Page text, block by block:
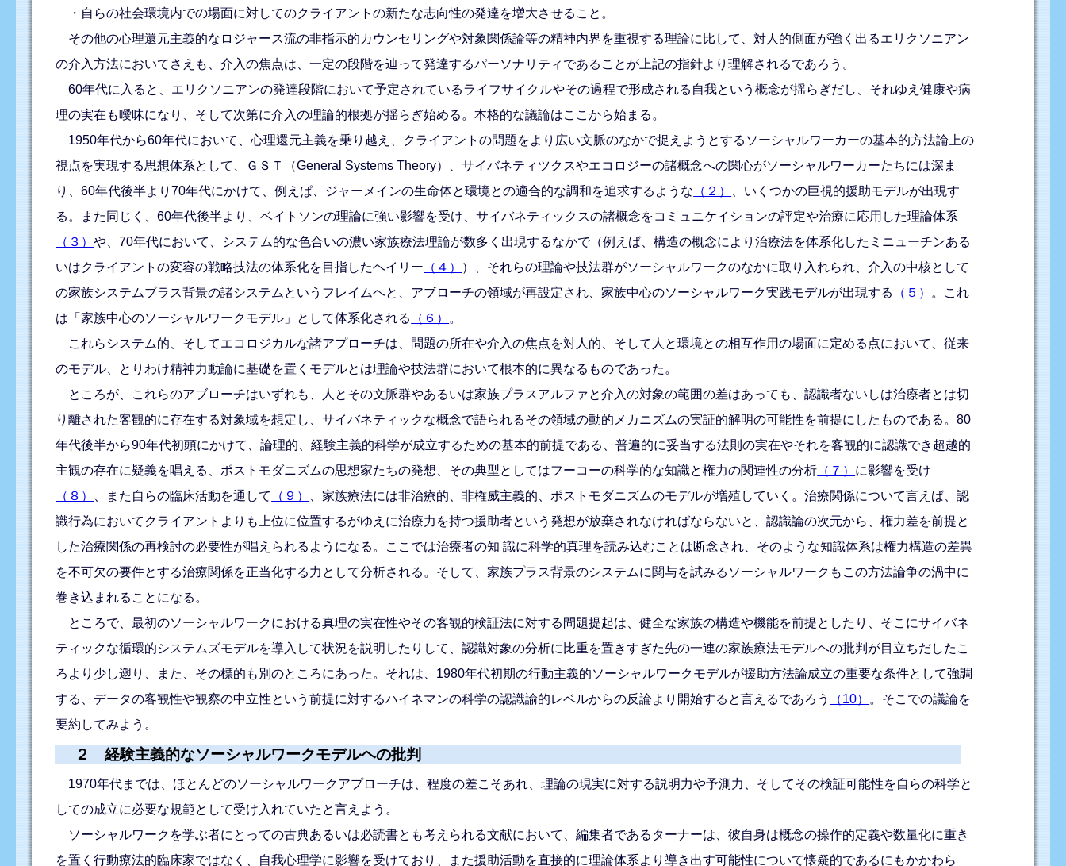
・自らの社会環境内での場面に対してのクライアントの新たな志向性の発達を増大させること。
その他の心理還元主義的なロジャース流の非指示的カウンセリングや対象関係論等の精神内界を重視する理論に比して、対人的側面が強く出るエリクソニアン
の介入方法においてさえも、介入の焦点は、一定の段階を辿って発達するパーソナリティであることが上記の指針より理解されるであろう。
60年代に入ると、エリクソニアンの発達段階において予定されているライフサイクルやその過程で形成される自我という概念が揺らぎだし、それゆえ健康や病
理の実在も曖昧になり、そして次第に介入の理論的根拠が揺らぎ始める。本格的な議論はここから始まる。
1950年代から60年代において、心理還元主義を乗り越え、クライアントの問題をより広い文脈のなかで捉えようとするソーシャルワーカーの基本的方法論上の
視点を実現する思想体系として、ＧＳＴ（General Systems Theory）、サイバネティツクスやエコロジーの諸概念への関心がソーシャルワーカーたちには深ま
り、60年代後半より70年代にかけて、例えぱ、ジャーメインの生命体と環境との適合的な調和を追求するような （２）
、いくつかの巨視的援助モデルが出現す
る。また同じく、60年代後半より、ベイトソンの理論に強い影響を受け、サイバネティックスの諸概念をコミュニケイションの評定や治療に応用した理論体系
（３）や、70年代において、システム的な色合いの濃い家族療法理論が数多く出現するなかで（例えば、構造の概念により治療法を体系化したミニューチンある
いはクライアントの変容の戦略技法の体系化を目指したヘイリー （４）
）、それらの理論や技法群がソーシャルワークのなかに取り入れられ、介入の中核として
の家族システムブラス背景の諸システムというフレイムヘと、アブローチの領域が再設定され、家族中心のソーシャルワーク実践モデルが出現する
（５）
。これ
は「家族中心のソーシャルワークモデル」として体系化される
（６）
。
これらシステム的、そしてエコロジカルな諸アプローチは、問題の所在や介入の焦点を対人的、そして人と環境との相互作用の場面に定める点において、従来
のモデル、とりわけ精神力動論に基礎を置くモデルとは理論や技法群において根本的に異なるものであった。
ところが、これらのアブローチはいずれも、人とその文脈群やあるいは家族プラスアルファと介入の対象の範囲の差はあっても、認識者ないしは治療者とは切
り離された客観的に存在する対象域を想定し、サイバネティックな概念で語られるその領域の動的メカニズムの実証的解明の可能性を前提にしたものである。80
年代後半から90年代初頭にかけて、論理的、経験主義的科学が成立するための基本的前提である、普遍的に妥当する法則の実在やそれを客観的に認識でき超越的
主観の存在に疑義を唱える、ポストモダニズムの思想家たちの発想、その典型としてはフーコーの科学的な知識と権力の関連性の分析 （７） に影響を受け
（８）
、また自らの臨床活動を通して （９）
、家族療法には非治療的、非権威主義的、ポストモダニズムのモデルが増殖していく。治療関係について言えば、認
識行為においてクライアントよりも上位に位置するがゆえに治療力を持つ援助者という発想が放棄されなければならないと、認識論の次元から、権力差を前提と
した治療関係の再検討の必要性が唱えられるようになる。ここでは治療者の知 識に科学的真理を読み込むことは断念され、そのような知識体系は権力構造の差異
を不可欠の要件とする治療関係を正当化する力として分析される。そして、家族プラス背景のシステムに関与を試みるソーシャルワークもこの方法論争の渦中に
巻き込まれることになる。
ところで、最初のソーシャルワークにおける真理の実在性やその客観的検証法に対する問題提起は、健全な家族の構造や機能を前提としたり、そこにサイバネ
ティックな循環的システムズモデルを導入して状況を説明したりして、認識対象の分析に比重を置きすぎた先の一連の家族療法モデルヘの批判が目立ちだしたこ
ろより少し遡り、また、その標的も別のところにあった。それは、1980年代初期の行動主義的ソーシャルワークモデルが援助方法論成立の重要な条件として強調
する、データの客観性や観察の中立性という前提に対するハイネマンの科学の認識諭的レベルからの反論より開始すると言えるであろう
（10）
。そこでの議論を
要約してみよう。
２ 経験主義的なソーシャルワークモデルヘの批判
1970年代までは、ほとんどのソーシャルワークアプローチは、程度の差こそあれ、理論の現実に対する説明力や予測力、そしてその検証可能性を自らの科学と
しての成立に必要な規範として受け入れていたと言えよう。
ソーシャルワークを学ぶ者にとっての古典あるいは必読書とも考えられる文献において、編集者であるターナーは、彼自身は概念の操作的定義や数量化に重き
を置く行動療法的臨床家ではなく、自我心理学に影響を受けており、また援助活動を直接的に理論体系より導き出す可能性について懐疑的であるにもかかわら